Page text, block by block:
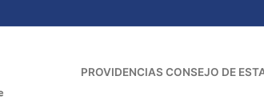
PROVIDENCIAS CONSEJO DE